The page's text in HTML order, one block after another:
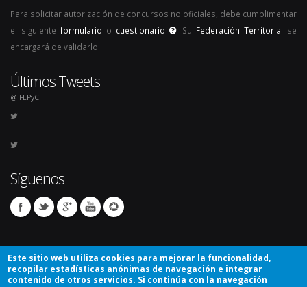
Para solicitar autorización de concursos no oficiales, debe cumplimentar
el siguiente formulario o cuestionario . Su Federación Territorial se
encargará de validarlo.
Últimos Tweets
@ FEPyC
Síguenos
Este sitio web utiliza cookies para mejorar la funcionalidad,
recopilar estadísticas anónimas de navegación e integrar
contenido de otros servicios. Si continúa con la navegación